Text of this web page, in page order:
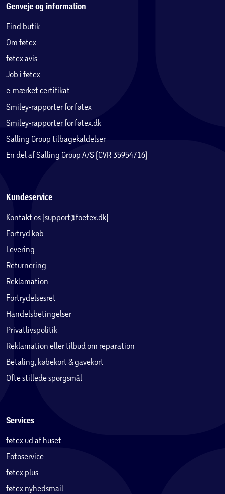
Genveje og information
Find butik
Om føtex
føtex avis
Job i føtex
e-mærket certifikat
Smiley-rapporter for føtex
Smiley-rapporter for føtex.dk
Salling Group tilbagekaldelser
En del af Salling Group A/S (CVR 35954716)
Kundeservice
Kontakt os (support@foetex.dk)
Fortryd køb
Levering
Returnering
Reklamation
Fortrydelsesret
Handelsbetingelser
Privatlivspolitik
Reklamation eller tilbud om reparation
Betaling, købekort & gavekort
Ofte stillede spørgsmål
Services
føtex ud af huset
Fotoservice
føtex plus
føtex nyhedsmail